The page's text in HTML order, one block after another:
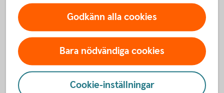
Pausa dinpensionsutbetalning
Återbetalningsskydd
Godkänn alla cookies
Bara nödvändiga cookies
Cookie-inställningar